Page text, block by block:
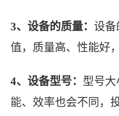
3、设备的质量： 设备
值，质量高、性能好
4、设备型号： 型号
能、效率也会不同，